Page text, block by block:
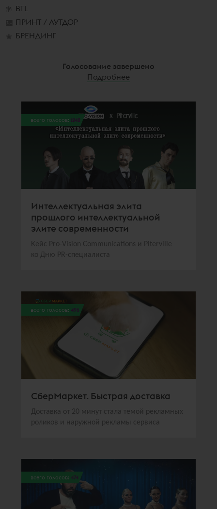
BTL
ПРИНТ / АУТДОР
БРЕНДИНГ
Голосование завершено
Подробнее
всего голосов: 1242
Интеллектуальная элита
прошлого интеллектуальной
элите современности
Кейс Pro-Vision Communications и Piterville
ко Дню PR-специалиста
всего голосов: 496
СберМаркет. Быстрая доставка
Доставка от 20 минут стала темой рекламных
роликов и наружной рекламы сервиса
всего голосов: 474